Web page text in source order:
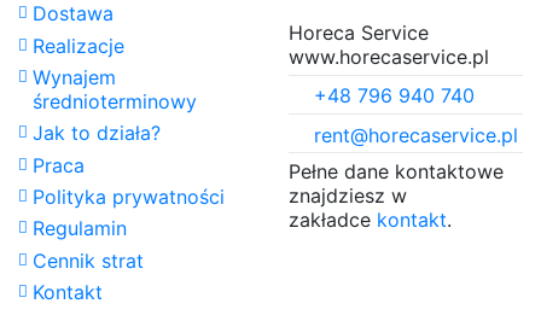
Dostawa
Realizacje
Wynajem
średnioterminowy
Jak to działa?
Praca
Polityka prywatności
Regulamin
Cennik strat
Kontakt
Horeca Service
www.horecaservice.pl
+48 796 940 740
rent@horecaservice.pl
Pełne dane kontaktowe
znajdziesz w
zakładce kontakt.